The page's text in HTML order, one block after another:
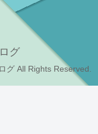
グ
グ All Rights Reserved.